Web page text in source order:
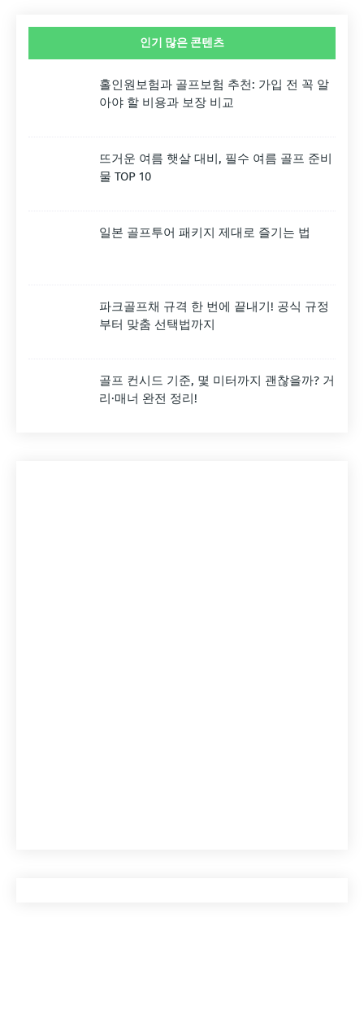
인기 많은 콘텐츠
홀인원보험과 골프보험 추천: 가입 전 꼭 알
아야 할 비용과 보장 비교
뜨거운 여름 햇살 대비, 필수 여름 골프 준비
물 TOP 10
일본 골프투어 패키지 제대로 즐기는 법
파크골프채 규격 한 번에 끝내기! 공식 규정
부터 맞춤 선택법까지
골프 컨시드 기준, 몇 미터까지 괜찮을까? 거
리·매너 완전 정리!